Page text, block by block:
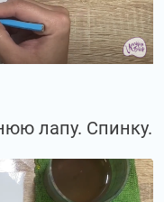
лапу. Спинку.